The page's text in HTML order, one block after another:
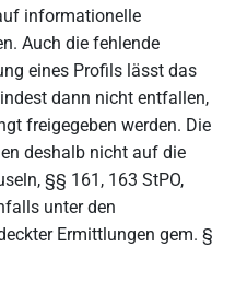
informationelle
Auch die fehlende
eines Profils lässt das
dann nicht entfallen,
freigegeben werden. Die
deshalb nicht auf die
§§ 161, 163 StPO,
unter den
Ermittlungen gem. §